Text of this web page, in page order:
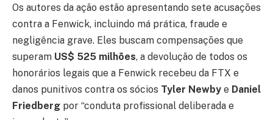
Os autores da ação estão apresentando sete acusações
contra a Fenwick, incluindo má prática, fraude e
negligência grave. Eles buscam compensações que
superam US$ 525 milhões, a devolução de todos os
honorários legais que a Fenwick recebeu da FTX e
danos punitivos contra os sócios Tyler Newby e Daniel
Friedberg por “conduta profissional deliberada e